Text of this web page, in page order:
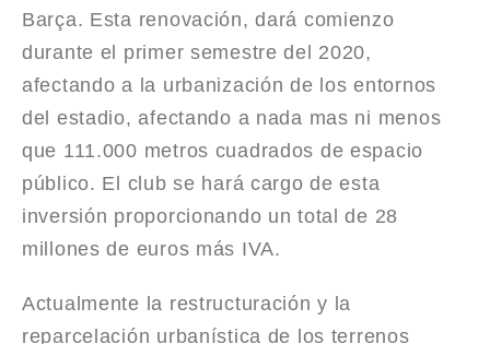
Barça. Esta renovación, dará comienzo
durante el primer semestre del 2020,
afectando a la urbanización de los entornos
del estadio, afectando a nada mas ni menos
que 111.000 metros cuadrados de espacio
público. El club se hará cargo de esta
inversión proporcionando un total de 28
millones de euros más IVA.
Actualmente la restructuración y la
reparcelación urbanística de los terrenos